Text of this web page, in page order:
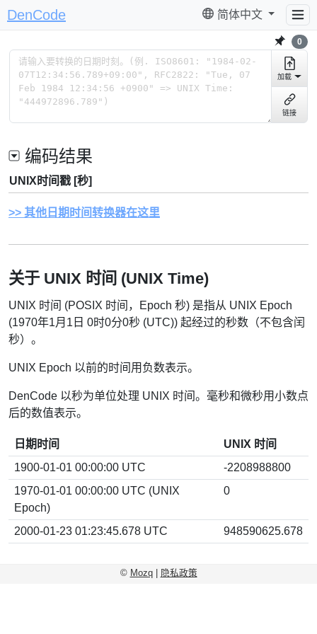
DenCode 简体中文
0
加载
链接
编码结果
UNIX时间戳 [秒]
其他日期时间转换器在这里
关于 UNIX 时间 (UNIX Time)
UNIX 时间 (POSIX 时间，Epoch 秒) 是指从 UNIX Epoch
(1970年1月1日 0时0分0秒 (UTC)) 起经过的秒数（不包含闰
秒）。
UNIX Epoch 以前的时间用负数表示。
DenCode 以秒为单位处理 UNIX 时间。毫秒和微秒用小数点
后的数值表示。
日期时间
UNIX 时间
1900-01-01 00:00:00 UTC
-2208988800
1970-01-01 00:00:00 UTC (UNIX
Epoch)
0
2000-01-23 01:23:45.678 UTC 948590625.678
© Mozq| 隐私政策